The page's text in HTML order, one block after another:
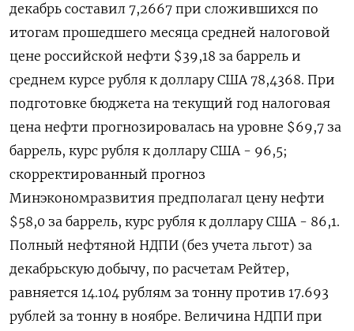
декабрь составил 7,2667 при сложившихся по
итогам прошедшего месяца ‍средней налоговой
цене российской нефти $39,18 за баррель и
среднем курсе рубля к доллару США 78,4368. При
подготовке бюджета на ‌текущий год налоговая
цена нефти прогнозировалась на уровне $69,7 за
баррель, курс рубля к доллару США - 96,5;
скорректированный прогноз
Минэкономразвития предполагал цену ​нефти
$58,0 за баррель, курс рубля к доллару США - 86,1.
Полный нефтяной НДПИ (без учета льгот) за
декабрьскую добычу, по расчетам Рейтер,
равняется 14.104 рублям за тонну против 17.693
рублей за тонну в ноябре. Величина НДПИ ⁠при